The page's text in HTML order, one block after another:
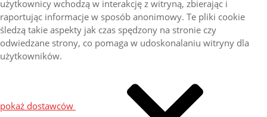
użytkownicy wchodzą w interakcję z witryną, zbierając i
raportując informacje w sposób anonimowy. Te pliki cookie
śledzą takie aspekty jak czas spędzony na stronie czy
odwiedzane strony, co pomaga w udoskonalaniu witryny dla
użytkowników.
pokaż dostawców